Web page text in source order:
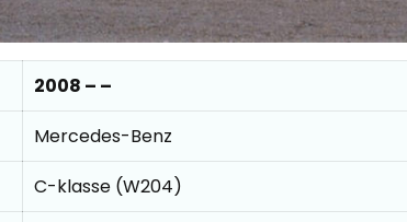
2008 – –
Mercedes-Benz
C-klasse (W204)